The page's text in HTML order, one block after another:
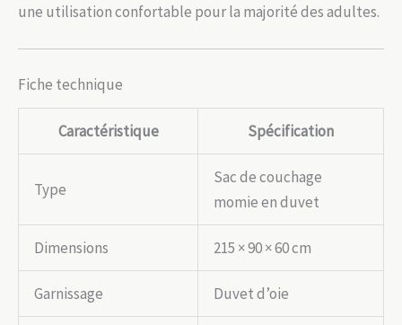
une utilisation confortable pour la majorité des adultes.
Fiche technique
Caractéristique Spécification
Type
Sac de couchage
momie en duvet
Dimensions 215 × 90 × 60 cm
Garnissage Duvet d’oie